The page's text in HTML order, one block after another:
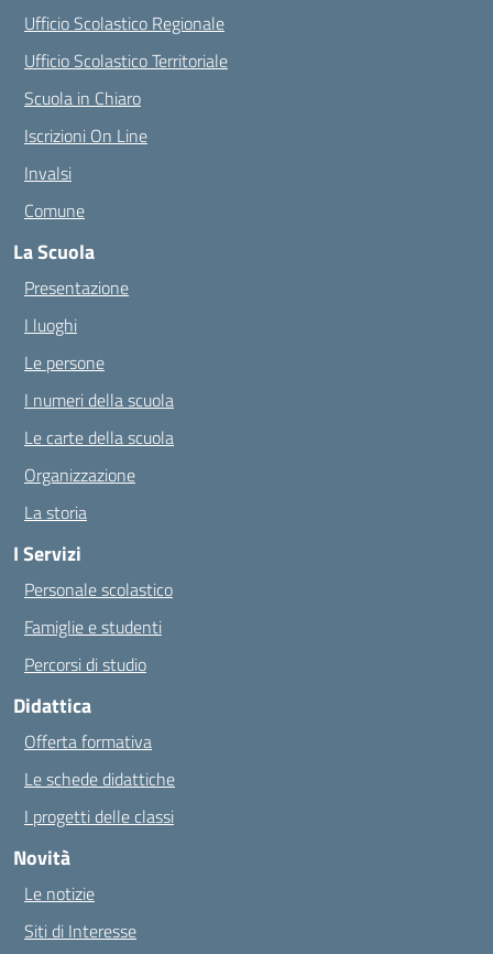
Ufficio Scolastico Regionale
Ufficio Scolastico Territoriale
Scuola in Chiaro
Iscrizioni On Line
Invalsi
Comune
La Scuola
Presentazione
I luoghi
Le persone
I numeri della scuola
Le carte della scuola
Organizzazione
La storia
I Servizi
Personale scolastico
Famiglie e studenti
Percorsi di studio
Didattica
Offerta formativa
Le schede didattiche
I progetti delle classi
Novità
Le notizie
Siti di Interesse